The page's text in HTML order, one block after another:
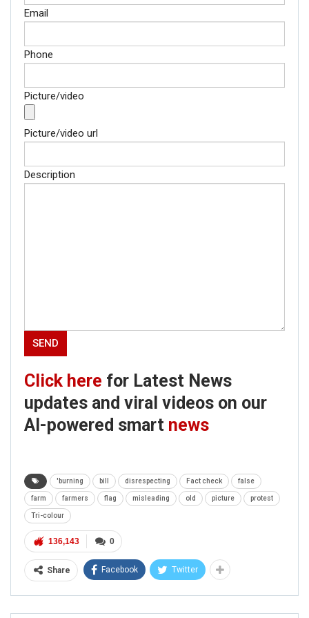
Email
Phone
Picture/video
Picture/video url
Description
Click here for Latest News
updates and viral videos on our
AI-powered smart news
'burning bill disrespecting Fact check false
farm farmers flag misleading old picture protest
Tri-colour
0
136,143
Share Facebook Twitter